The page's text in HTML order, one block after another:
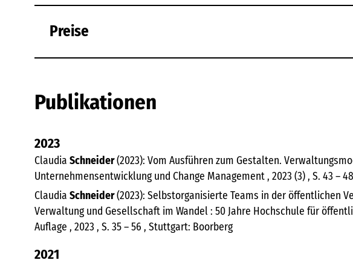
Preise
Publikationen
2023
Claudia Schneider(2023): Vom Ausführen zum Gestalten.
Unternehmensentwicklung und Change Management , 2023 (3) , S. 43 –
Claudia Schneider(2023): Selbstorganisierte Teams in der öffentlichen
Verwaltung und Gesellschaft im Wandel : 50 Jahre Hochschule für
Auflage , 2023 , S. 35 – 56 , Stuttgart: Boorberg
2021